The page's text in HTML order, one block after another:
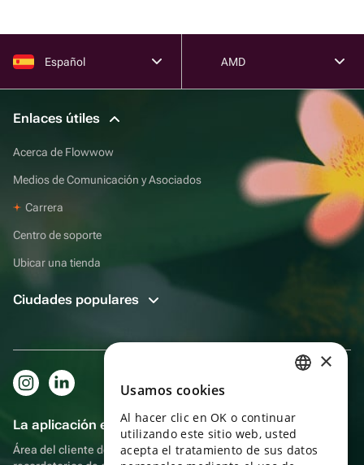
Español AMD
Enlaces útiles
Acerca de Flowwow
Medios de Comunicación y Asociados
Carrera
Centro de soporte
Ubicar una tienda
Ciudades populares
La aplicación es aún más práctica.
Área del cliente del destinatario, más bonos por compras y
ENGLISH
UKRAINIAN
×
Usamos cookies
Al hacer clic en OK o continuar
utilizando este sitio web, usted
acepta el tratamiento de sus datos